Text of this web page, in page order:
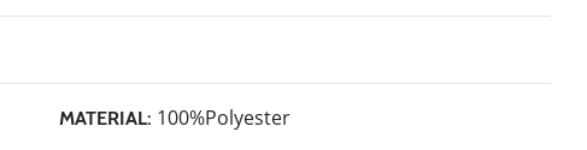
MATERIAL: 100%Polyester